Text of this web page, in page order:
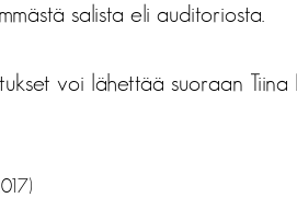
salista eli auditoriosta.
voi lähettää suoraan Tiina